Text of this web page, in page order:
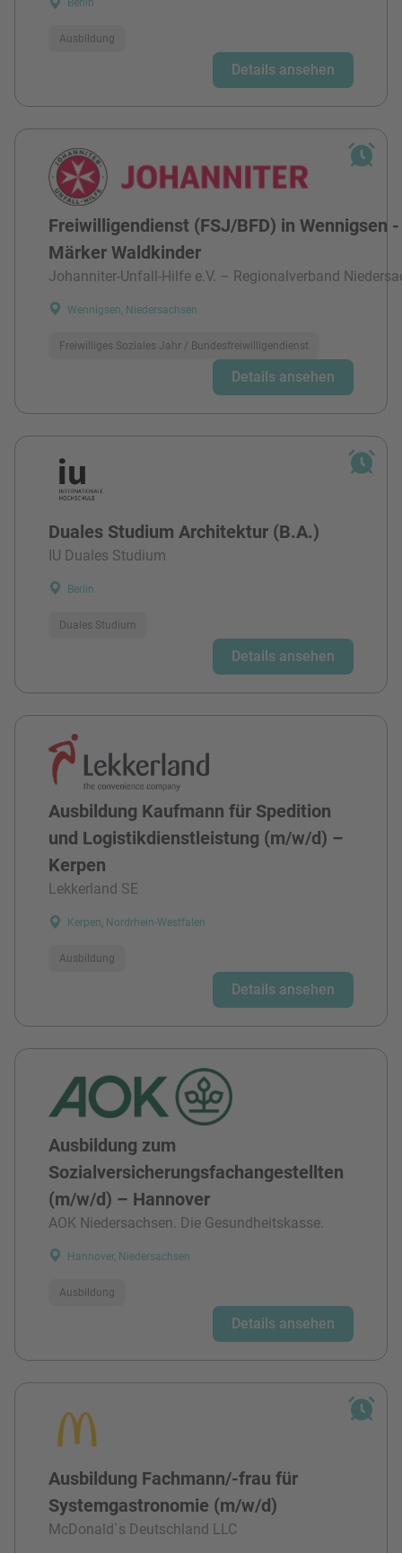
Berlin
Ausbildung
Details ansehen
Freiwilligendienst (FSJ/BFD) in Wennigsen
Märker Waldkinder
Johanniter-Unfall-Hilfe e.V. – Regionalverband
Wennigsen, Niedersachsen
Freiwilliges Soziales Jahr / Bundesfreiwilligendienst
Details ansehen
Duales Studium Architektur (B.A.)
IU Duales Studium
Berlin
Duales Studium
Details ansehen
Ausbildung Kaufmann für Spedition
und Logistikdienstleistung (m/w/d) –
Kerpen
Lekkerland SE
Kerpen, Nordrhein-Westfalen
Ausbildung
Details ansehen
Ausbildung zum
Sozialversicherungsfachangestellten
(m/w/d) – Hannover
AOK Niedersachsen. Die Gesundheitskasse.
Hannover, Niedersachsen
Ausbildung
Details ansehen
Ausbildung Fachmann/-frau für
Systemgastronomie (m/w/d)
McDonald`s Deutschland LLC